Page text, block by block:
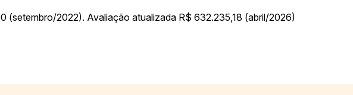
(setembro/2022). Avaliação atualizada R$ 632.235,18 (abril/2026)